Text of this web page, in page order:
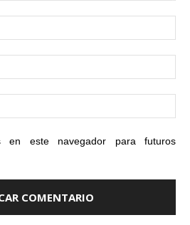
en este navegador para futuros